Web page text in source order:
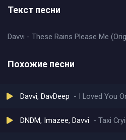
Текст песни
Davvi - These Rains Please Me
Похожие песни
Davvi, DavDeep I Loved You
DNDM, Imazee, Davvi Taxi